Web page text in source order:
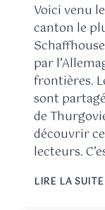
Voici venu
canton le
par
frontières.
sont
de
découvrir
lecteurs.
LIRE LA SUITE